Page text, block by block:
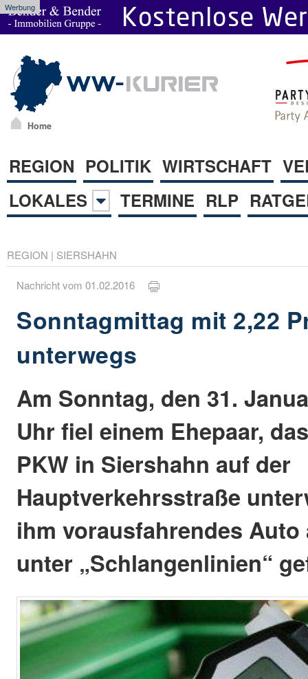
Werbung
Home
REGION POLITIK WIRTSCHAFT
LOKALES
TERMINE RLP
REGION | SIERSHAHN
Nachricht vom 01.02.2016
Sonntagmittag mit 2,22
unterwegs
Am Sonntag, den 31.
Uhr fiel einem Ehepaar,
PKW in Siershahn auf der
Hauptverkehrsstraße
ihm vorausfahrendes
unter „Schlangenlinien“